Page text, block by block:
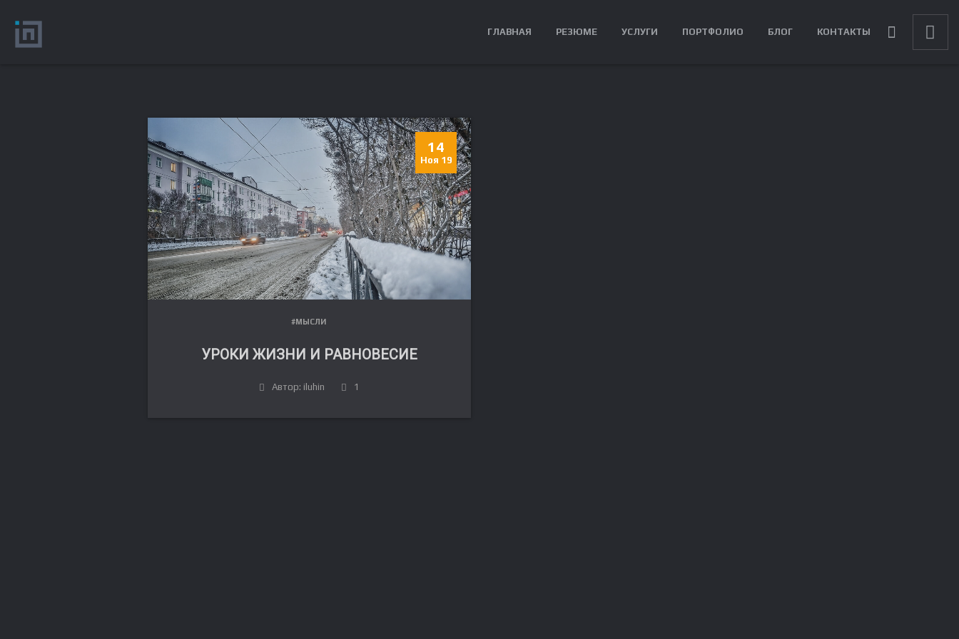
ГЛАВНАЯ РЕЗЮМЕ УСЛУГИ ПОРТФОЛИО БЛОГ КОНТАКТЫ
14
Ноя 19
#МЫСЛИ
УРОКИ ЖИЗНИ И РАВНОВЕСИЕ
Автор: iluhin 1